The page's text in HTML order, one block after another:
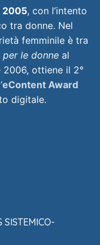
2005, con l’intento
tra donne. Nel
femminile è tra
le donne al
2006, ottiene il 2°
eContent Award
digitale.
SISTEMICO-